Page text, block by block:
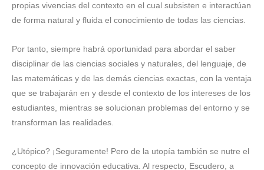
propias vivencias del contexto en el cual subsisten e interactúan
de forma natural y fluida el conocimiento de todas las ciencias.
Por tanto, siempre habrá oportunidad para abordar el saber
disciplinar de las ciencias sociales y naturales, del lenguaje, de
las matemáticas y de las demás ciencias exactas, con la ventaja
que se trabajarán en y desde el contexto de los intereses de los
estudiantes, mientras se solucionan problemas del entorno y se
transforman las realidades.
¿Utópico? ¡Seguramente! Pero de la utopía también se nutre el
concepto de innovación educativa. Al respecto, Escudero, a